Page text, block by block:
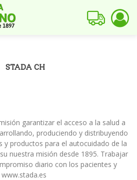
STADA CH
garantizar el acceso a la salud a
produciendo y distribuyendo
y productos para el autocuidado de la
nuestra misión desde 1895. Trabajar
diario con los pacientes y